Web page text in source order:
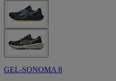
GEL-SONOMA 8